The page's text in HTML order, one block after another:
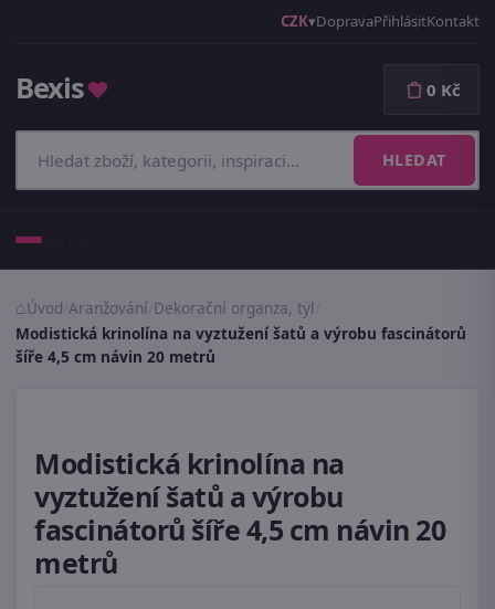
CZK DopravaPřihlásitKontakt
Bexis♥
HLEDAT
0 Kč
Úvod Aranžování Dekorační organza, tyl
Modistická krinolína na vyztužení šatů a výrobu fascinátorů
šíře 4,5 cm návin 20 metrů
Modistická krinolína na
vyztužení šatů a výrobu
fascinátorů šíře 4,5 cm návin 20
metrů